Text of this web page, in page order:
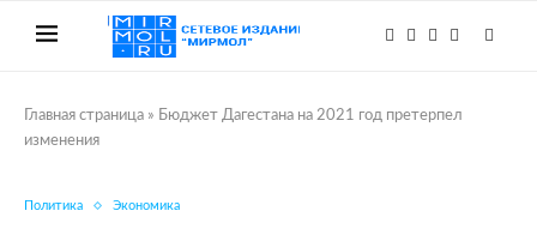
Главная страница » Бюджет Дагестана на 2021 год претерпел
изменения
Политика Экономика